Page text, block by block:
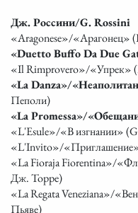
Дж. Россини/G. Rossini
«Aragonese»/«Арагонец»
«Duetto Buffo Da Due
«Il Rimprovero»/«Упрек»
«La Danza»/
Пеполи)
«La Promessa»/
«L'Esule»/«В изгнании»
«L'Invito»/
«La Fioraja Fiorentina»/
Дж. Торре)
«La Regata Veneziana»/
Пьяве)